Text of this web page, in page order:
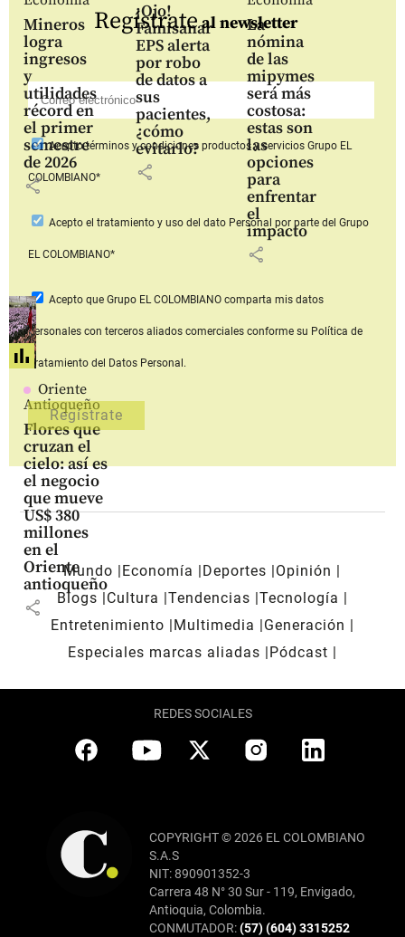
Mineros
logra
ingresos
y
utilidades
récord en
el primer
semestre
de 2026
share
¡Ojo!
Famisanar
EPS alerta
por robo
de datos a
sus
pacientes,
¿cómo
evitarlo?
share
La
nómina
de las
mipymes
será más
costosa:
estas son
las
opciones
para
enfrentar
el
impacto
share
Oriente
Antioqueño
Flores que
cruzan el
cielo: así es
el negocio
que mueve
US$ 380
millones
en el
Oriente
antioqueño
share
Regístrateal newsletter
Aceptotérminos y condiciones productos y serviciosGrupo EL
COLOMBIANO*
Acepto el tratamiento y uso del dato Personal por parte del Grupo
EL COLOMBIANO*
Acepto que Grupo EL COLOMBIANOcomparta mis datos
personales con terceros aliados comerciales conforme su Política de
Tratamiento del Datos Personal.
Mundo Economía Deportes
Opinión
Blogs
Cultura Tendencias Tecnología
Entretenimiento
Multimedia
Generación
Especiales marcas aliadas
Pódcast
REDES SOCIALES
COPYRIGHT © 2026 EL COLOMBIANO
S.A.S
NIT: 890901352-3
Carrera 48 N° 30 Sur - 119, Envigado,
Antioquia, Colombia.
CONMUTADOR:(57) (604) 3315252